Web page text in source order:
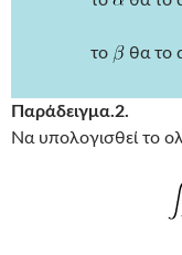
το
θα το
Παράδειγμα.2.
Να υπολογισθεί το